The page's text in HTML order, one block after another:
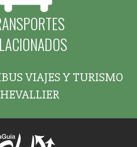
VIAJES Y TURISMO